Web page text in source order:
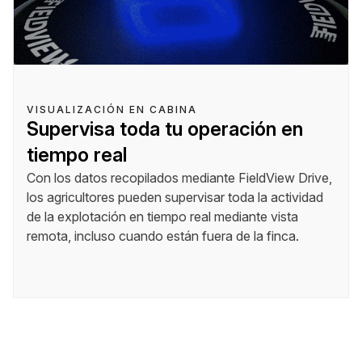
VISUALIZACIÓN EN CABINA
Supervisa toda tu operación en
tiempo real
Con los datos recopilados mediante FieldView Drive,
los agricultores pueden supervisar toda la actividad
de la explotación en tiempo real mediante vista
remota, incluso cuando están fuera de la finca.